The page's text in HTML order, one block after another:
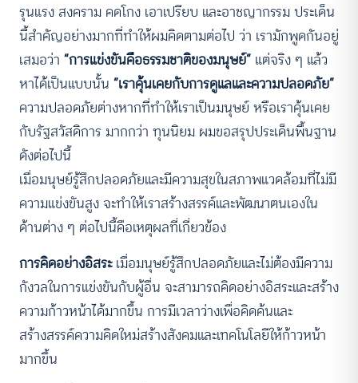
รุนแรง สงคราม คดโกง เอาเปรียบ และอาชญากรรม ประเด็น
นี้สำคัญอย่างมากที่ทำให้ผมคิดตามต่อไป ว่า เรามักพูดกันอยู่
เสมอว่า “การแข่งขันคือธรรมชาติของมนุษย์” แต่จริง ๆ แล้ว
หาได้เป็นแบบนั้น “เราคุ้นเคยกับการดูแลและความปลอดภัย”
ความปลอดภัยต่างหากที่ทำให้เราเป็นมนุษย์ หรือเราคุ้นเคย
กับรัฐสวัสดิการ มากกว่า ทุนนิยม ผมขอสรุปประเด็นพื้นฐาน
ดังต่อไปนี้
เมื่อมนุษย์รู้สึกปลอดภัยและมีความสุขในสภาพแวดล้อมที่ไม่มี
ความแข่งขันสูง จะทำให้เราสร้างสรรค์และพัฒนาตนเองใน
ด้านต่าง ๆ ต่อไปนี้คือเหตุผลที่เกี่ยวข้อง
การคิดอย่างอิสระเมื่อมนุษย์รู้สึกปลอดภัยและไม่ต้องมีความ
กังวลในการแข่งขันกับผู้อื่น จะสามารถคิดอย่างอิสระและสร้าง
ความก้าวหน้าได้มากขึ้น การมีเวลาว่างเพื่อคิดค้นและ
สร้างสรรค์ความคิดใหม่สร้างสังคมและเทคโนโลยีให้ก้าวหน้า
มากขึ้น